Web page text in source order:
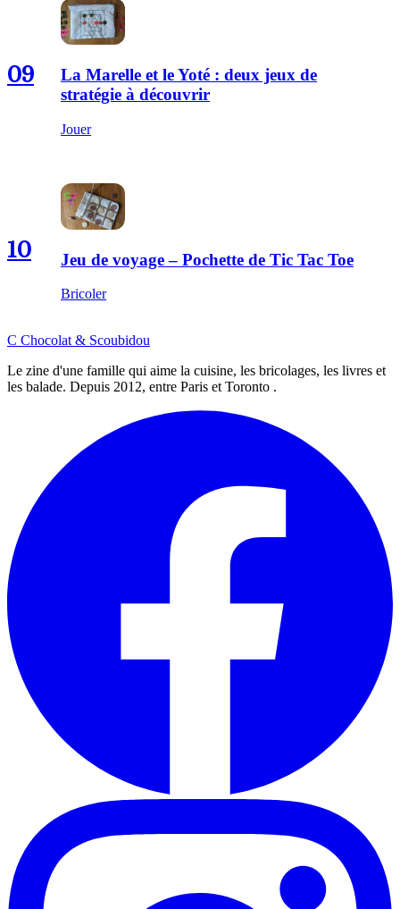
09
La Marelle et le Yoté : deux jeux de
stratégie à découvrir
Jouer
10 Jeu de voyage – Pochette de Tic Tac Toe
Bricoler
C Chocolat & Scoubidou
Le zine d'une famille qui aime la cuisine, les bricolages, les livres et
les balade. Depuis 2012, entre Paris et Toronto .